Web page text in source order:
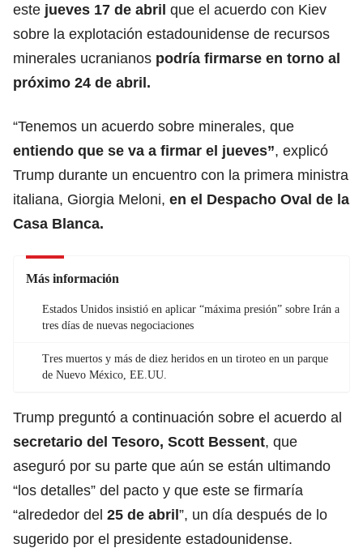
este jueves 17 de abril que el acuerdo con Kiev
sobre la explotación estadounidense de recursos
minerales ucranianos podría firmarse en torno al
próximo 24 de abril.
“Tenemos un acuerdo sobre minerales, que
entiendo que se va a firmar el jueves”, explicó
Trump durante un encuentro con la primera ministra
italiana, Giorgia Meloni, en el Despacho Oval de la
Casa Blanca.
Más información
Estados Unidos insistió en aplicar “máxima presión” sobre Irán a
tres días de nuevas negociaciones
Tres muertos y más de diez heridos en un tiroteo en un parque
de Nuevo México, EE.UU.
Trump preguntó a continuación sobre el acuerdo al
secretario del Tesoro, Scott Bessent, que
aseguró por su parte que aún se están ultimando
“los detalles” del pacto y que este se firmaría
“alrededor del 25 de abril”, un día después de lo
sugerido por el presidente estadounidense.